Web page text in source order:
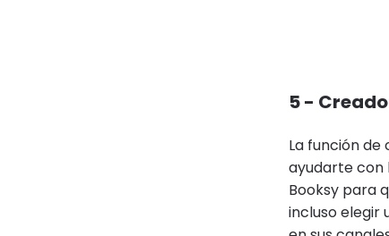
5 -
La función
ayudarte con
Booksy para
incluso elegir